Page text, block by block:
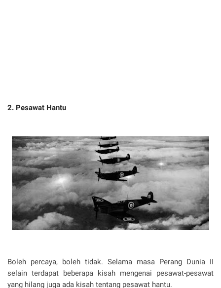
2. Pesawat Hantu
Boleh percaya, boleh tidak. Selama masa Perang Dunia II
selain terdapat beberapa kisah mengenai pesawat-pesawat
yang hilang juga ada kisah tentang pesawat hantu.